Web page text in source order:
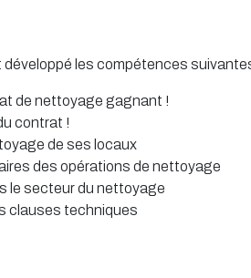
les compétences
de nettoyage gagnant !
contrat !
de ses locaux
des opérations de nettoyage
le secteur du nettoyage
clauses techniques